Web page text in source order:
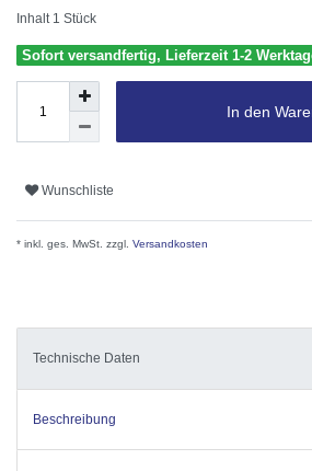
Inhalt 1 Stück
Sofort versandfertig, Lieferzeit 1-2
In den
Wunschliste
* inkl. ges. MwSt. zzgl. Versandkosten
Technische Daten
Beschreibung